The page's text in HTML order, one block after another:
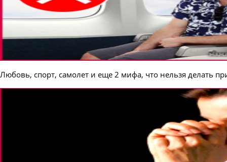
Любовь, спорт, самолет и еще 2 мифа, что нельзя делать